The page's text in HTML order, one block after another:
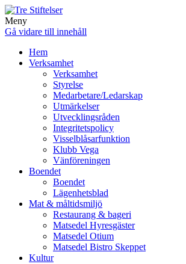
Meny
Gå vidare till innehåll
Hem
Verksamhet
Verksamhet
Styrelse
Medarbetare/Ledarskap
Utmärkelser
Utvecklingsråden
Integritetspolicy
Visselblåsarfunktion
Klubb Vega
Vänföreningen
Boendet
Boendet
Lägenhetsblad
Mat & måltidsmiljö
Restaurang & bageri
Matsedel Hyresgäster
Matsedel Otium
Matsedel Bistro Skeppet
Kultur